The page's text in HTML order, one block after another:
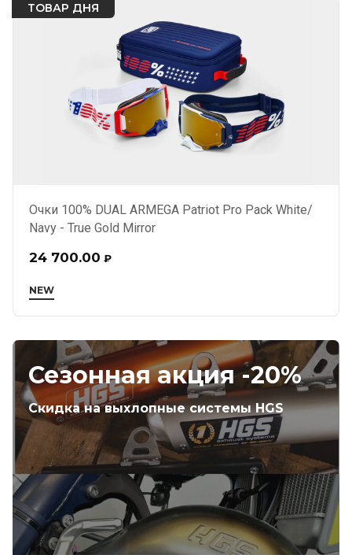
ТОВАР ДНЯ
Очки 100% DUAL ARMEGA Patriot Pro Pack White/
Navy - True Gold Mirror
NEW
24 700.00 ₽
Сезонная акция -20%
Скидка на выхлопные системы HGS